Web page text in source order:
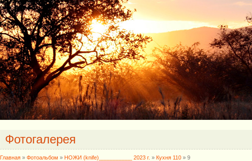
Фотогалерея
Главная » Фотоальбом » НОЖИ (knife)___________ 2023 г. » Кухня 110 » 9